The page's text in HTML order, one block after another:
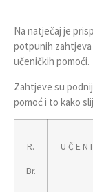
Na natječaj je
potpunih zahtjeva
učeničkih pomoći.
Zahtjeve su
pomoć i to kako
R.
Br.
U Č E N